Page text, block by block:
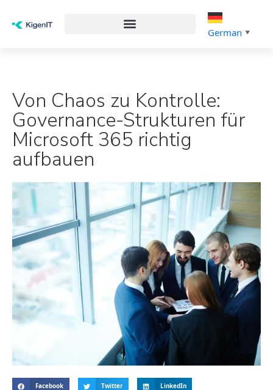
German ▼
Von Chaos zu Kontrolle:
Governance-Strukturen für
Microsoft 365 richtig
aufbauen
Facebook Twitter LinkedIn